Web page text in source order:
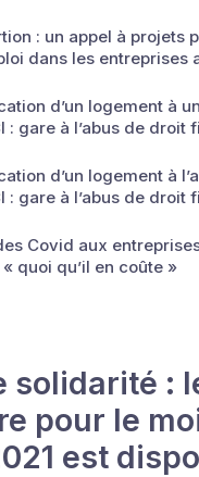
: un appel à projets
dans les entreprises
d’un logement à
: gare à l’abus de droit
d’un logement à
: gare à l’abus de droit
Covid aux
quoi qu’il en coûte »
solidarité :
pour le
est